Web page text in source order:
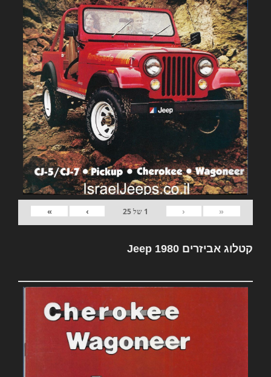
«
‹
1 של25
›
»
קטלוג אביזרים Jeep 1980